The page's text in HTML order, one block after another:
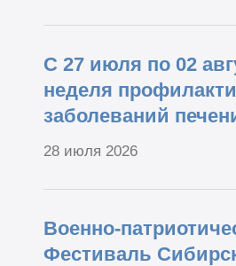
С 27 июля по 02
неделя
заболеваний
28 июля 2026
Военно-
Фестиваль